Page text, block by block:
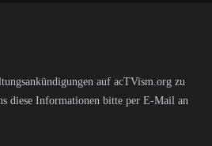
auf acTVism.org zu
diese Informationen bitte per E-Mail an